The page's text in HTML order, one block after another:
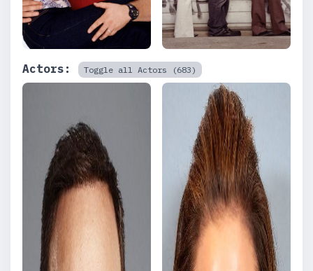
Actors: Toggle all Actors (683)